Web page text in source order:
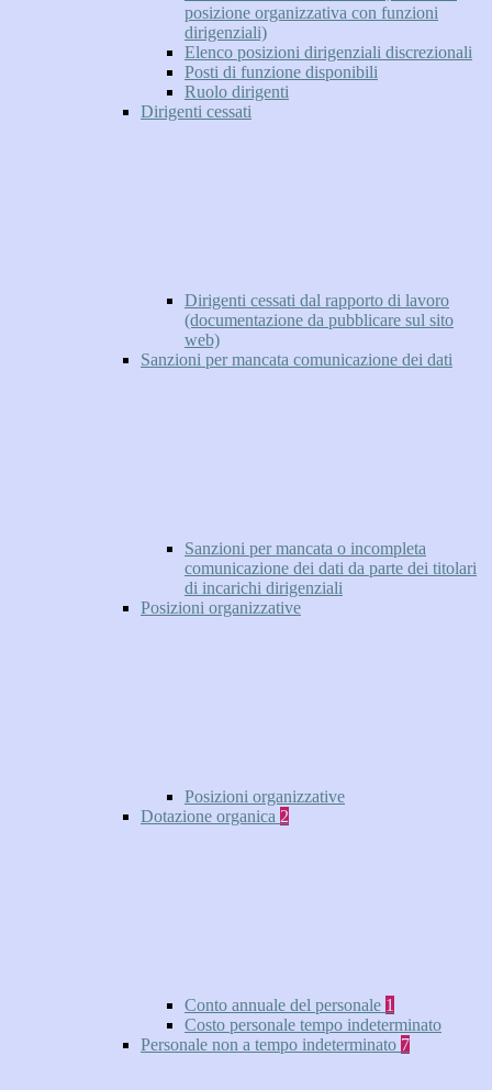
posizione organizzativa con funzioni
dirigenziali)
Elenco posizioni dirigenziali discrezionali
Posti di funzione disponibili
Ruolo dirigenti
Dirigenti cessati
Dirigenti cessati dal rapporto di lavoro
(documentazione da pubblicare sul sito
web)
Sanzioni per mancata comunicazione dei dati
Sanzioni per mancata o incompleta
comunicazione dei dati da parte dei titolari
di incarichi dirigenziali
Posizioni organizzative
Posizioni organizzative
Dotazione organica 2
Conto annuale del personale 1
Costo personale tempo indeterminato
Personale non a tempo indeterminato 7